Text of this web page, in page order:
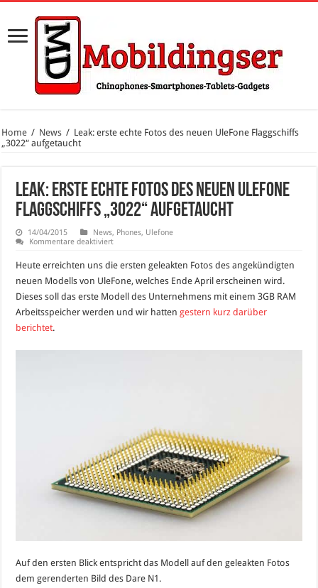
Home / News / Leak: erste echte Fotos des neuen UleFone Flaggschiffs
„3022“ aufgetaucht
Leak: erste echte Fotos des neuen UleFone
Flaggschiffs „3022“ aufgetaucht
14/04/2015 News, Phones, Ulefone
Kommentare deaktiviertfür
echte
Fotos
des
neuen
Flaggschiffs
Heute erreichten uns die ersten geleakten Fotos des angekündigten
neuen Modells von UleFone, welches Ende April erscheinen wird.
Dieses soll das erste Modell des Unternehmens mit einem 3GB RAM
Arbeitsspeicher werden und wir hattengestern kurz darüber
berichtet.
Auf den ersten Blick entspricht das Modell auf den geleakten Fotos
dem gerenderten Bild des Dare N1.